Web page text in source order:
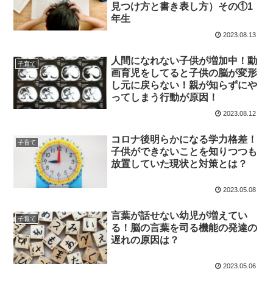
見つけ方と書き表し方）その①1
年生
2023.08.13
子育て
人間になれない子供が増加中！動
画育児をしてると子供の脳が変形
し元に戻らない！親が知らずにや
ってしまう行動が原因！
2023.08.12
子育て
コロナ後明らかになる学力格差！
子供ができないことを知りつつも
放置していた現状と対策とは？
2023.05.08
子育て
言葉が話せない幼児が増えてい
る！脳の言葉を司る機能の発達の
遅れの原因は？
2023.05.06